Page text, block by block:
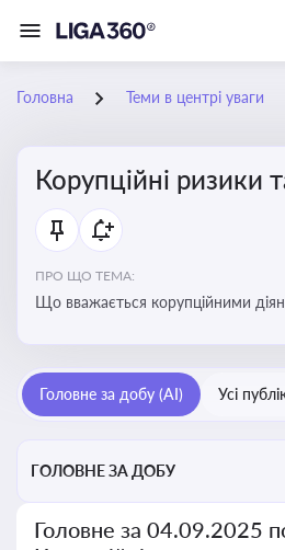
Головна Теми в центрі уваги
Корупційні ризики
ПРО ЩО ТЕМА:
Що вважається корупційними
Головне за добу (AI) Усі
ГОЛОВНЕ ЗА ДОБУ
Головне за 04.09.2025